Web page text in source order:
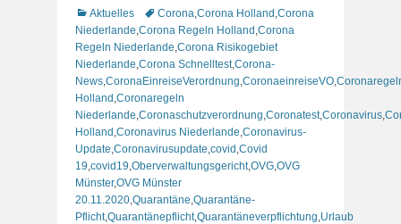
Kategorien
Aktuelles Schlagworte
Corona Corona Holland Corona
Niederlande Corona Regeln Holland Corona
Regeln Niederlande Corona Risikogebiet
Niederlande Corona Schnelltest,Corona-
News CoronaEinreiseVerordnung CoronaeinreiseVO
Holland Coronaregeln
Niederlande Coronaschutzverordnung Coronatest,Coronavirus
Holland Coronavirus Niederlande Coronavirus-
Update Coronavirusupdate covid Covid
19 covid19 Oberverwaltungsgericht,OVG OVG
Münster,OVG Münster
20.11.2020 Quarantäne Quarantäne-
Pflicht,Quarantänepflicht,Quarantäneverpflichtung Urlaub